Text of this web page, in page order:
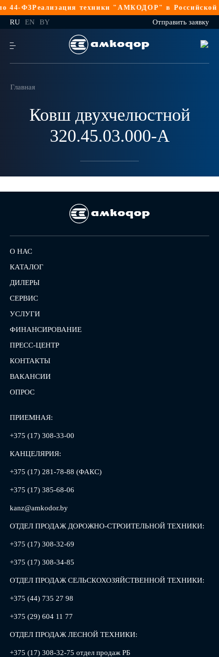
44-ФЗРеализация техники "АМКОДОР" в Российской
RU EN BY Отправить заявку
Главная
Ковш двухчелюстной
320.45.03.000-А
О НАС
КАТАЛОГ
ДИЛЕРЫ
СЕРВИС
УСЛУГИ
ФИНАНСИРОВАНИЕ
ПРЕСС-ЦЕНТР
КОНТАКТЫ
ВАКАНСИИ
ОПРОС
ПРИЕМНАЯ:
+375 (17) 308-33-00
КАНЦЕЛЯРИЯ:
+375 (17) 281-78-88 (ФАКС)
+375 (17) 385-68-06
kanz@amkodor.by
ОТДЕЛ ПРОДАЖ ДОРОЖНО-СТРОИТЕЛЬНОЙ ТЕХНИКИ:
+375 (17) 308-32-69
+375 (17) 308-34-85
ОТДЕЛ ПРОДАЖ СЕЛЬСКОХОЗЯЙСТВЕННОЙ ТЕХНИКИ:
+375 (44) 735 27 98
+375 (29) 604 11 77
ОТДЕЛ ПРОДАЖ ЛЕСНОЙ ТЕХНИКИ:
+375 (17) 308-32-75 отдел продаж РБ